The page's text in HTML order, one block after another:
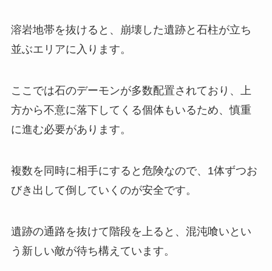
溶岩地帯を抜けると、崩壊した遺跡と石柱が立ち
並ぶエリアに入ります。
ここでは石のデーモンが多数配置されており、上
方から不意に落下してくる個体もいるため、慎重
に進む必要があります。
複数を同時に相手にすると危険なので、1体ずつお
びき出して倒していくのが安全です。
遺跡の通路を抜けて階段を上ると、混沌喰いとい
う新しい敵が待ち構えています。